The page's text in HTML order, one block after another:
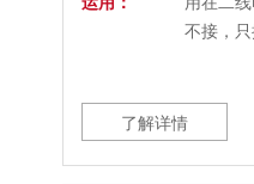
不接，
了解详情